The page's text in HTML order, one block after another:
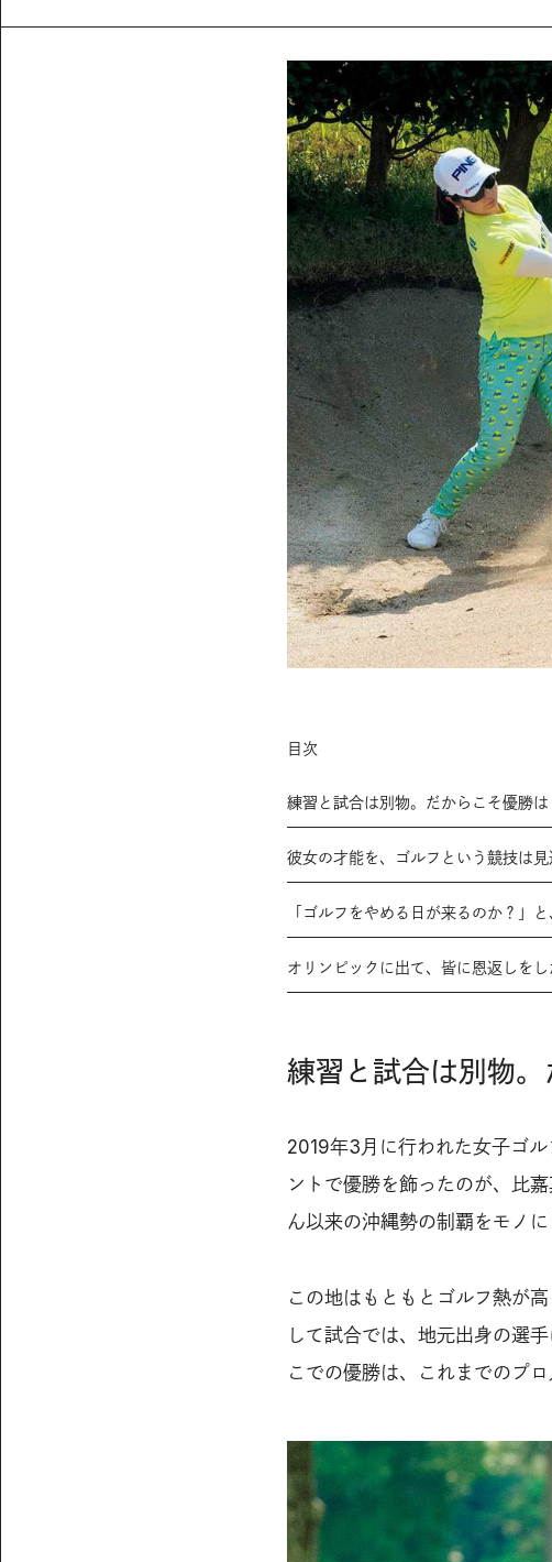
目次
練習と試合は別物。だからこそ優勝は
彼女の才能を、ゴルフという競技は見
「ゴルフをやめる日が来るのか？」と
オリンピックに出て、皆に恩返しをし
練習と試合は別物。
2019年3月に行われた女子ゴ
ントで優勝を飾ったのが、比
ん以来の沖縄勢の制覇をモノに
この地はもともとゴルフ熱が
して試合では、地元出身の選
こでの優勝は、これまでのプ